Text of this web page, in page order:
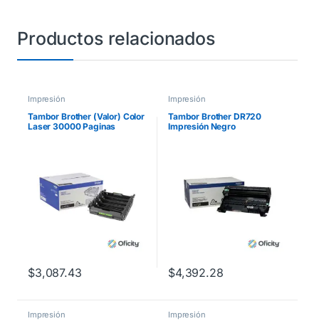
Productos relacionados
Impresión
Tambor Brother (Valor) Color
Laser 30000 Paginas
$3,087.43
Impresión
Tambor Brother DR720
Impresión Negro
$4,392.28
Impresión Impresión